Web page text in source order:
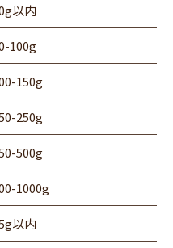
以内
100g
150g
250g
500g
1000g
以内